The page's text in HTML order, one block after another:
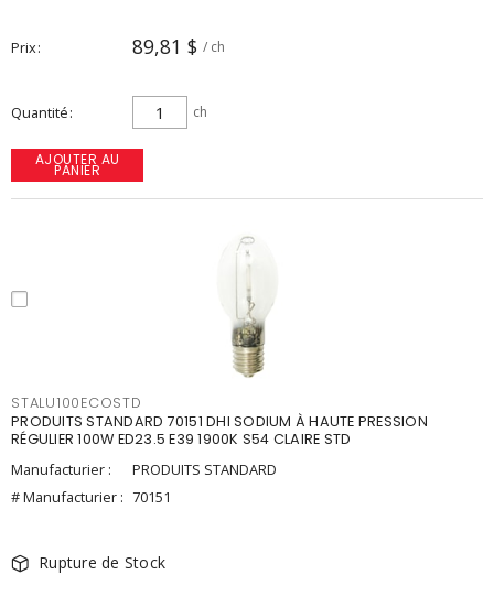
Prix 89,81 $ / ch
Quantité ch
AJOUTER AU
PANIER
STALU100ECOSTD
PRODUITS STANDARD 70151 DHI SODIUM À HAUTE PRESSION
RÉGULIER 100W ED23.5 E39 1900K S54 CLAIRE STD
Manufacturier :
PRODUITS STANDARD
# Manufacturier : 70151
Rupture de Stock